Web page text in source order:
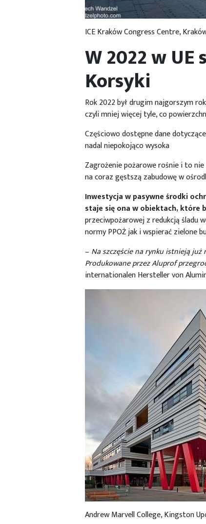
ICE Kraków Congress Centre,
W 2022 w UE
Korsyki
Rok 2022 był drugim najgorszym
czyli mniej więcej tyle, co
Częściowo dostępne dane
nadal niepokojąco wysoka
Zagrożenie pożarowe rośnie i to
na coraz gęstszą zabudowę w
Inwestycja w pasywne środki
staje się ona w obiektach, które
przeciwpożarowej z redukcją śladu
normy PPOŻ jak i wspierać zielone
– Na szczęście na rynku istnieją
Produkowane przez Aluprof
internationalen Hersteller von
Andrew Marvell College, Kingston